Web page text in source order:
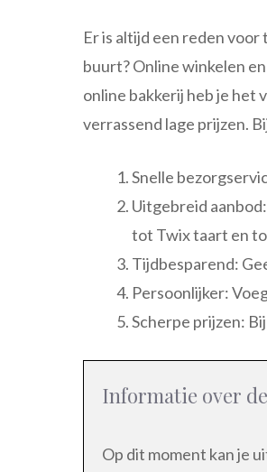
Er is altijd een reden
buurt? Online winkelen
online bakkerij heb je het
verrassend lage prijzen.
Snelle
Uitgebreid
tot Twix taart en
Tijdbesparend:
Persoonlijker:
Scherpe prijzen:
Informatie over
Op dit moment kan je